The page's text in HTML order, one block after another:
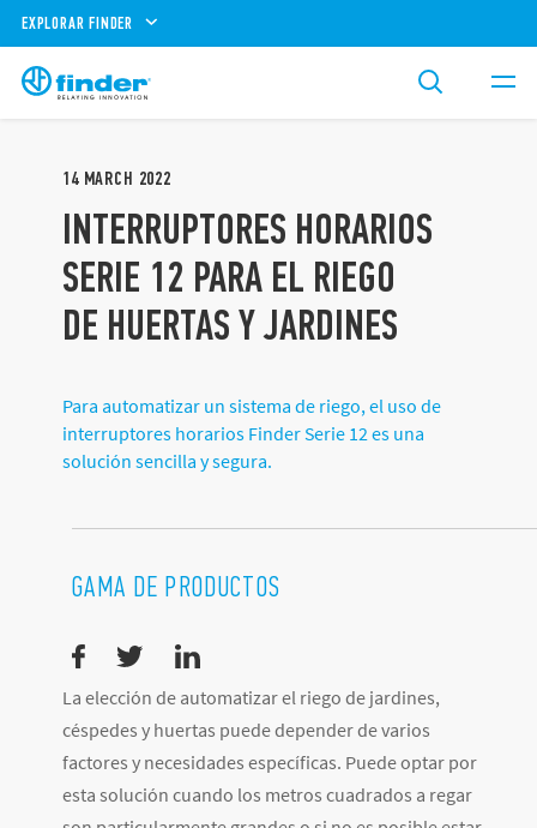
EXPLORAR FINDER
14 MARCH 2022
INTERRUPTORES HORARIOS
SERIE 12 PARA EL RIEGO
DE HUERTAS Y JARDINES
Para automatizar un sistema de riego, el uso de
interruptores horarios Finder Serie 12 es una
solución sencilla y segura.
GAMA DE PRODUCTOS
La elección de automatizar el riego de jardines,
céspedes y huertas puede depender de varios
factores y necesidades específicas. Puede optar por
esta solución cuando los metros cuadrados a regar